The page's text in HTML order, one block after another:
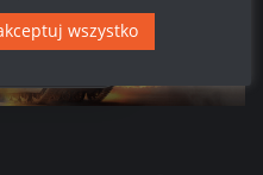
21
41wszystko